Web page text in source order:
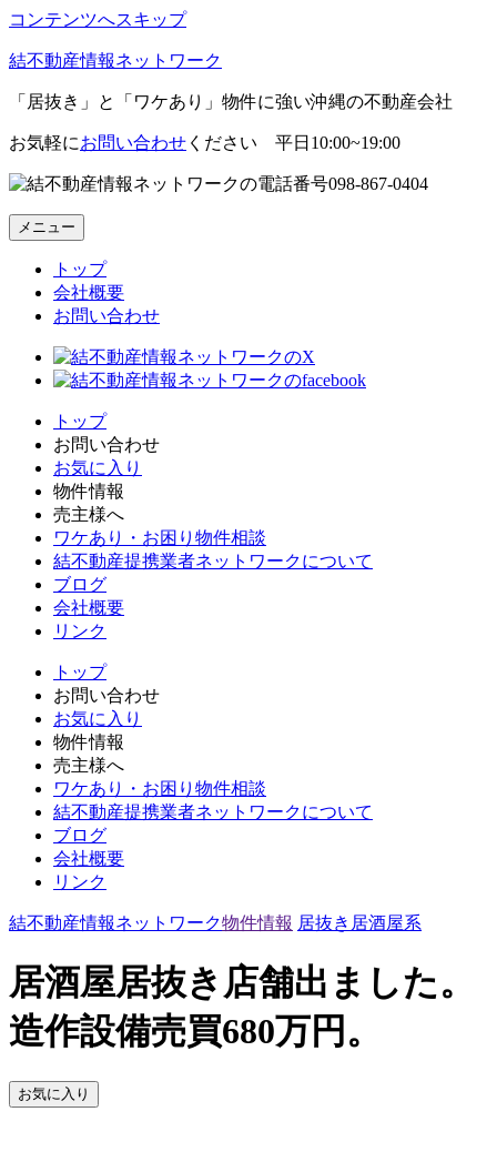
コンテンツへスキップ
結不動産情報ネットワーク
「居抜き」と「ワケあり」物件に強い沖縄の不動産会社
お気軽にお問い合わせ ください 平日10:00~19:00
098-867-0404
メニュー
トップ
会社概要
お問い合わせ
トップ
お問い合わせ
お気に入り
物件情報
売主様へ
ワケあり・お困り物件相談
結不動産提携業者ネットワークについて
ブログ
会社概要
リンク
トップ
お問い合わせ
お気に入り
物件情報
売主様へ
ワケあり・お困り物件相談
結不動産提携業者ネットワークについて
ブログ
会社概要
リンク
結不動産情報ネットワーク物件情報 居抜き 居酒屋系
居酒屋居抜き店舗出ました。
造作設備売買680万円。
お気に入り